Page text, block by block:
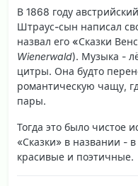
В 1868 году
Штраус-сын написал
назвал его «Сказки
Wienerwald). Музыка -
цитры. Она будто
романтическую чащу,
пары.
Тогда это было чистое
«Сказки» в названии -
красивые и поэтичные.